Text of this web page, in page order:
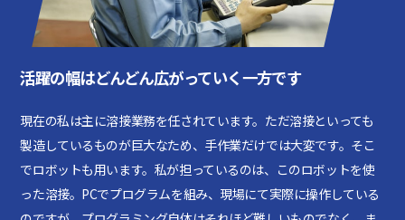
活躍の幅はどんどん広がっていく一方です
現在の私は主に溶接業務を任されています。ただ溶接といっても
製造しているものが巨大なため、手作業だけでは大変です。そこ
でロボットも用います。私が担っているのは、このロボットを使
った溶接。PCでプログラムを組み、現場にて実際に操作している